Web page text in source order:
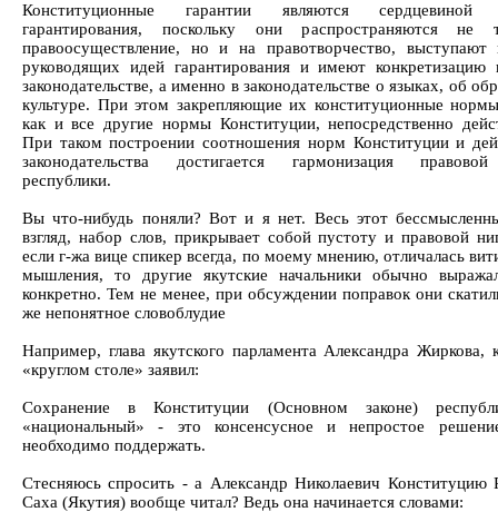
Конституционные гарантии являются сердцевиной
гарантирования, поскольку они распространяются не
правоосуществление, но и на правотворчество, выступают
руководящих идей гарантирования и имеют
законодательстве, а именно в законодательстве о языках, об
культуре. При этом закрепляющие их конституционные
как и все другие нормы Конституции, непосредственно
При таком построении соотношения норм Конституции и
законодательства достигается гармонизация
республики.
Вы что-нибудь поняли? Вот и я нет. Весь этот
взгляд, набор слов, прикрывает собой пустоту и правовой
если г-жа вице спикер всегда, по моему мнению, отличалась
мышления, то другие якутские начальники обычно
конкретно. Тем не менее, при обсуждении поправок они
же непонятное словоблудие
Например, глава якутского парламента Александра Жиркова,
«круглом столе» заявил:
Сохранение в Конституции (Основном законе)
«национальный» - это консенсусное и непростое
необходимо поддержать.
Стесняюсь спросить - а Александр Николаевич Конституцию
Саха (Якутия) вообще читал? Ведь она начинается словами: